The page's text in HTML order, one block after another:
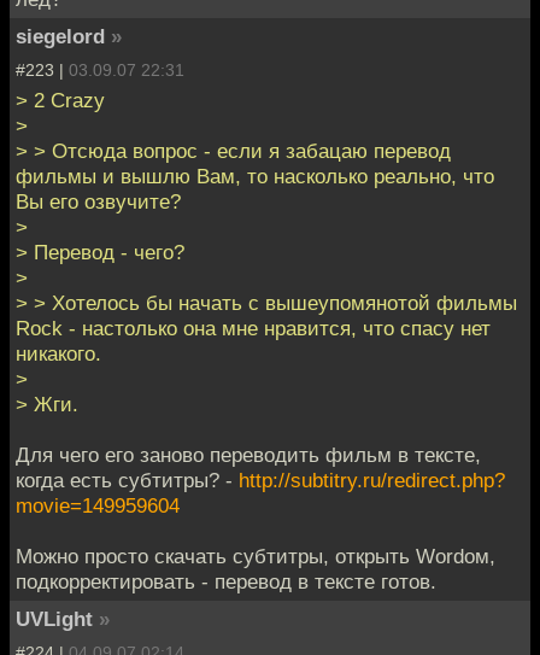
siegelord »
#223 | 03.09.07 22:31
> 2 Crazy
>
> > Отсюда вопрос - если я забацаю перевод
фильмы и вышлю Вам, то насколько реально, что
Вы его озвучите?
>
> Перевод - чего?
>
> > Хотелось бы начать с вышеупомянотой фильмы
Rock - настолько она мне нравится, что спасу нет
никакого.
>
> Жги.
Для чего его заново переводить фильм в тексте,
когда есть субтитры? - http://subtitry.ru/redirect.php?
movie=149959604
Можно просто скачать субтитры, открыть Wordом,
подкорректировать - перевод в тексте готов.
UVLight »